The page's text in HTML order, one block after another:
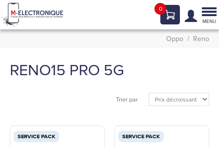
0
MENU
Oppo Reno
RENO15 PRO 5G
Trier par
SERVICE PACK SERVICE PACK